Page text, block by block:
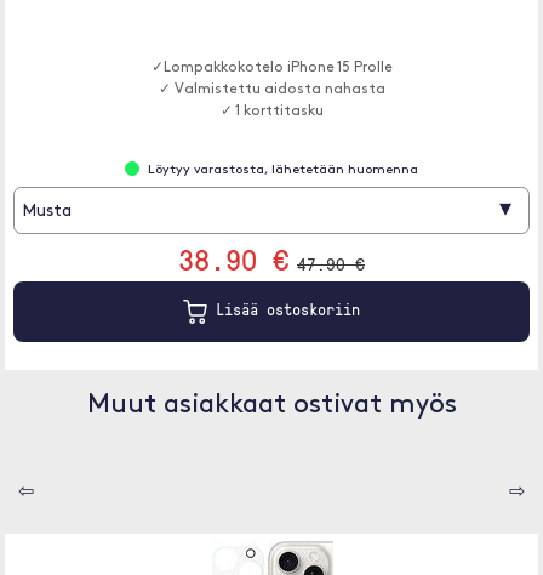
✓Lompakkokotelo iPhone 15 Prolle
✓ Valmistettu aidosta nahasta
✓ 1 korttitasku
Löytyy varastosta, lähetetään huomenna
Musta ▾
38.90 € 47.90 €
Lisää ostoskoriin
Muut asiakkaat ostivat myös
⇦ ⇨